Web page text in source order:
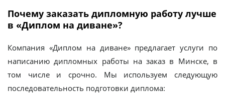
Почему заказать дипломную работу лучше
в «Диплом на диване»?
Компания «Диплом на диване» предлагает услуги по
написанию дипломных работы на заказ в Минске, в
том числе и срочно. Мы используем следующую
последовательность подготовки диплома: